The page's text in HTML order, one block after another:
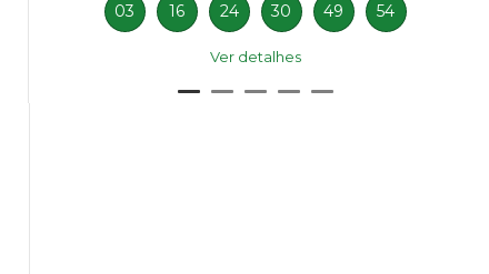
03 16 24 30 49 54
Ver detalhes